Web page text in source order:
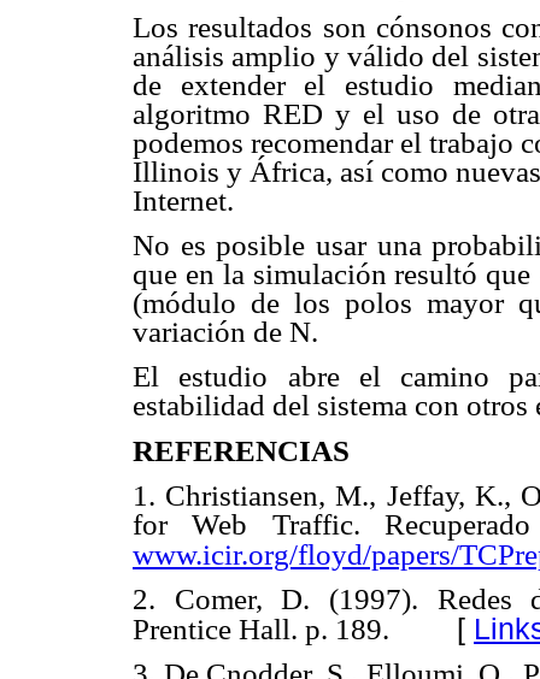
Los resultados son cónsonos
análisis amplio y válido del
de extender el estudio
algoritmo RED y el uso de
podemos recomendar el trabajo
Illinois y África, así como
Internet.
No es posible usar una
que en la simulación resultó
(módulo de los polos mayor
variación de N.
El estudio abre el camino
estabilidad del sistema con otros
REFERENCIAS
1. Christiansen, M., Jeffay, K.,
for Web Traffic.
www.icir.org/floyd/papers/
2. Comer, D. (1997). Redes
Prentice Hall. p. 189. [